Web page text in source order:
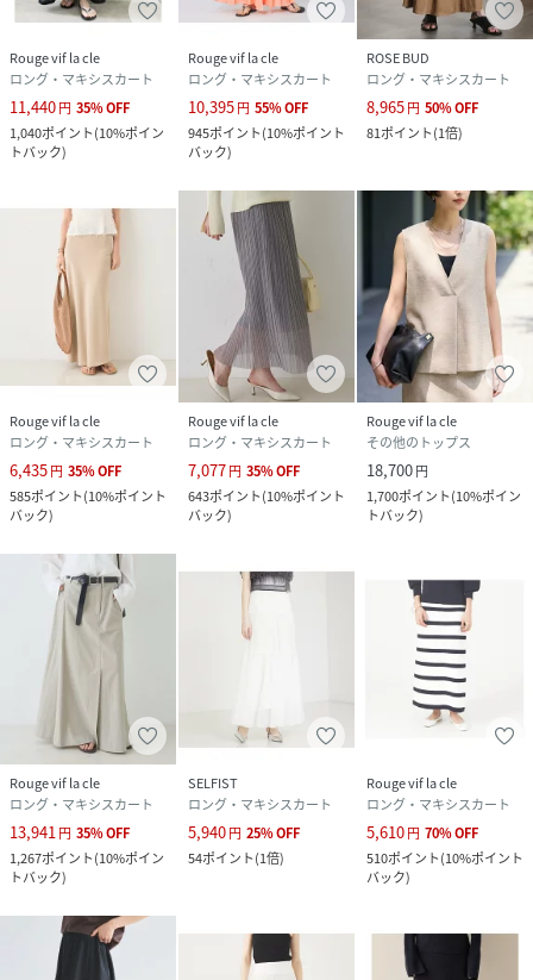
Rouge vif la cle
ロング・マキシスカート
11,440円 35%OFF
1,040ポイント(10%ポイン
トバック)
Rouge vif la cle
ロング・マキシスカート
10,395円 55%OFF
945ポイント(10%ポイント
バック)
ROSE BUD
ロング・マキシスカート
8,965円 50%OFF
81ポイント(1倍)
Rouge vif la cle
ロング・マキシスカート
6,435円 35%OFF
585ポイント(10%ポイント
バック)
Rouge vif la cle
ロング・マキシスカート
7,077円 35%OFF
643ポイント(10%ポイント
バック)
Rouge vif la cle
その他のトップス
18,700円
1,700ポイント(10%ポイン
トバック)
Rouge vif la cle
ロング・マキシスカート
13,941円 35%OFF
1,267ポイント(10%ポイン
トバック)
SELFIST
ロング・マキシスカート
5,940円 25%OFF
54ポイント(1倍)
Rouge vif la cle
ロング・マキシスカート
5,610円 70%OFF
510ポイント(10%ポイント
バック)